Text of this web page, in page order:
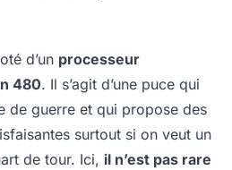
d’un processeur
480. Il s’agit d’une puce qui
de guerre et qui propose des
surtout si on veut un
de tour. Ici, il n’est pas rare